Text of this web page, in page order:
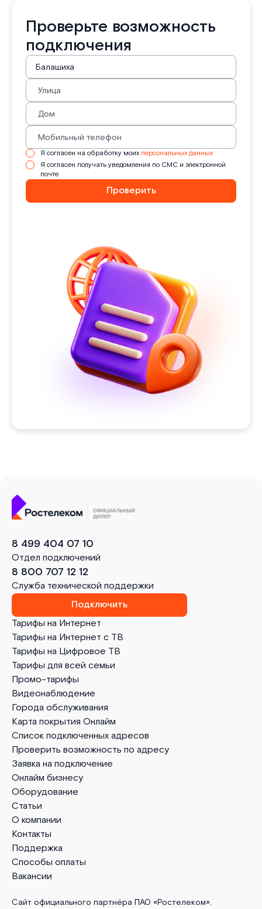
Проверьте возможность
подключения
Я согласен на обработку моих персональных данных
Я согласен получать уведомления по СМС и электронной
почте
Проверить
Тарифы на Интернет
Тарифы на Интернет с ТВ
Тарифы на Цифровое ТВ
Тарифы для всей семьи
Промо-тарифы
Видеонаблюдение
Города обслуживания
Карта покрытия Онлайм
Список подключенных адресов
Проверить возможность по адресу
Заявка на подключение
Онлайм бизнесу
Оборудование
Статьи
О компании
Контакты
Поддержка
Способы оплаты
Вакансии
8 499 404 07 10
Отдел подключений
8 800 707 12 12
Служба технической поддержки
Подключить
Сайт официального партнёра ПАО «Ростелеком».